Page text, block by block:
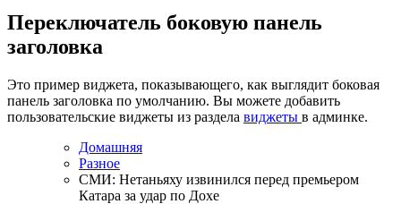
Переключатель боковую панель
заголовка
Это пример виджета, показывающего, как выглядит боковая
панель заголовка по умолчанию. Вы можете добавить
пользовательские виджеты из раздела виджеты в админке.
Домашняя
Разное
СМИ: Нетаньяху извинился перед премьером
Катара за удар по Дохе